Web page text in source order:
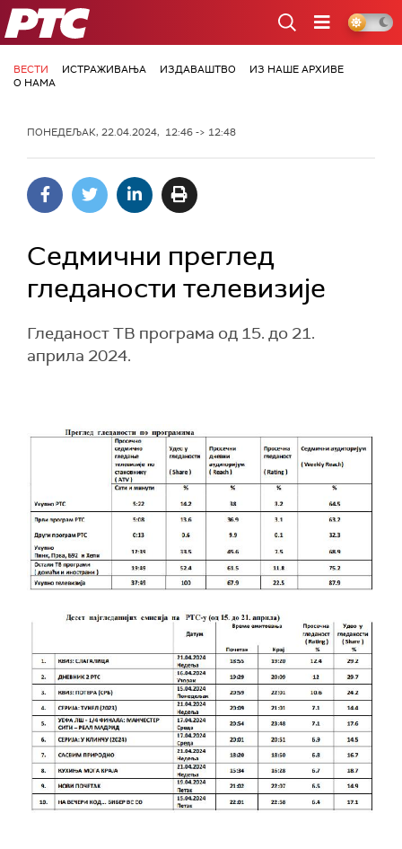
РТС
ВЕСТИ ИСТРАЖИВАЊА ИЗДАВАШТВО
ИЗ НАШЕ АРХИВЕ
О НАМА
ПОНЕДЕЉАК, 22.04.2024, 12:46 -> 12:48
Седмични преглед
гледаности телевизије
Гледаност ТВ програма од 15. до 21.
априла 2024.